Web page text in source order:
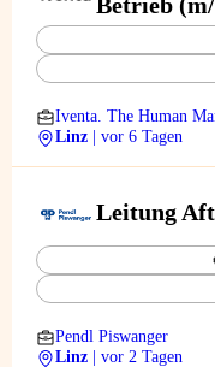
Iventa. The Human
Linz
| vor 6 Tagen
Leitung
Pendl Piswanger
Linz
| vor 2 Tagen